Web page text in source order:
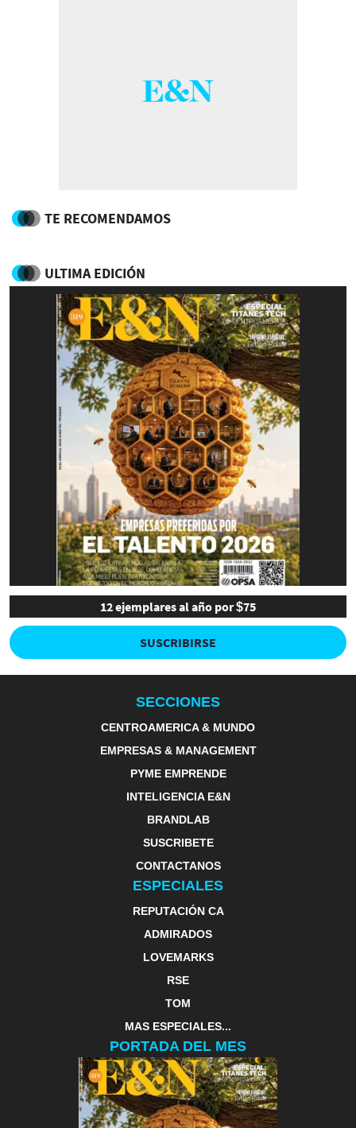
TE RECOMENDAMOS
ULTIMA EDICIÓN
12 ejemplares al año por $75
SUSCRIBIRSE
SECCIONES
CENTROAMERICA & MUNDO
EMPRESAS & MANAGEMENT
PYME EMPRENDE
INTELIGENCIA E&N
BRANDLAB
SUSCRIBETE
CONTACTANOS
ESPECIALES
REPUTACIÓN CA
ADMIRADOS
LOVEMARKS
RSE
TOM
MAS ESPECIALES...
PORTADA DEL MES